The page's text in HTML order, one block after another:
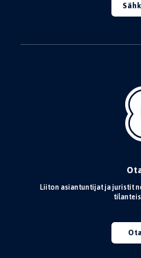
Liiton asiantuntijat ja juristit